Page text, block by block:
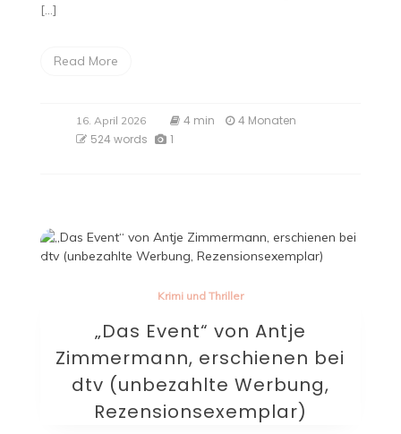
[…]
Read More
16. April 2026 4 min
4 Monaten
524 words
1
Krimi und Thriller
„Das Event“ von Antje
Zimmermann, erschienen bei
dtv (unbezahlte Werbung,
Rezensionsexemplar)